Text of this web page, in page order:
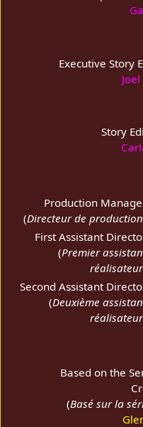
Executive Story
Story
Production
(Directeur de production
First Assistant
(Premier
réalisateur
Second Assistant
(Deuxième
réalisateur
Based on the
(Basé sur la